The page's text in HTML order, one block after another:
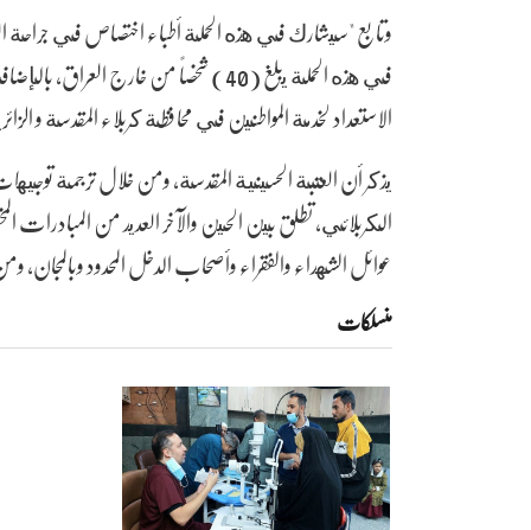
وتابع "سيشارك في هذه الحملة أطباء اختصاص في
في هذه الحملة يبلغ (40) شخصاً من خارج
الاستعداد لخدمة المواطنين في محافظة كربلاء المقدسة و
يذكر أن العتبة الحسينية المقدسة، ومن خلال ترجمة
الكربلائي، تطلق بين الحين والآخر العديد من المبادرات
عوائل الشهداء والفقراء وأصحاب الدخل المحدود
منسلکات